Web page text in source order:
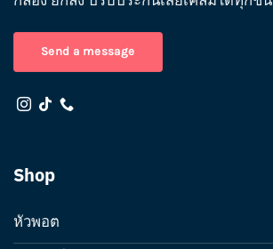
Send a message
Shop
หัวพอต